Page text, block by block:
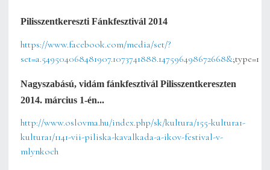
Pilisszentkereszti Fánkfesztivál 2014
https://www.facebook.com/media/set/?
set=a.549504068481907.1073741888.147596498672668&;type=1
Nagyszabású, vidám fánkfesztivál Pilisszentkereszten
2014. március 1-én...
http://www.oslovma.hu/index.php/sk/kultura/155-kultura1-
kultura1/1141-vii-piliska-kavalkada-a-ikov-festival-v-
mlynkoch